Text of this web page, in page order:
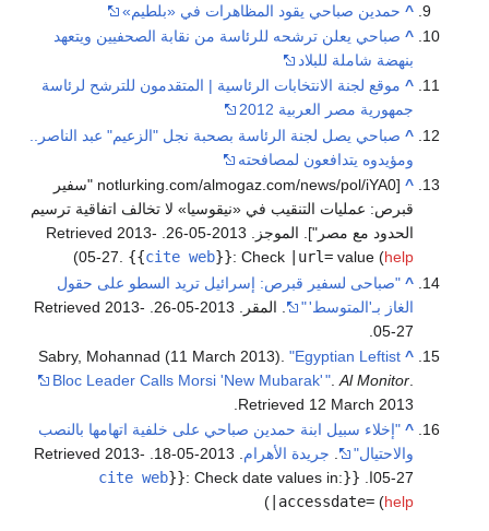
^ حمدين صباحي يقود المظاهرات في «بلطيم»
^ صباحي يعلن ترشحه للرئاسة من نقابة الصحفيين ويتعهد
بنهضة شاملة للبلاد
^ موقع لجنة الانتخابات الرئاسية | المتقدمون للترشح لرئاسة
جمهورية مصر العربية 2012
^ صباحي يصل لجنة الرئاسة بصحبة نجل "الزعيم" عبد الناصر..
ومؤيدوه يتدافعون لمصافحته
^
[notlurking.com/almogaz.com/news/pol/iYA0 "سفير
قبرص: عمليات التنقيب في «نيقوسيا» لا تخالف اتفاقية ترسيم
الحدود مع مصر"]. الموجز. 2013-05-26
2013-
05-27
{{cite web}}:Check |url= value (help
)
^ "صباحى لسفير قبرص: إسرائيل تريد السطو على حقول
الغاز بـ'المتوسط'" . المقر. 2013-05-26
2013-
05-27
.
^
Sabry, Mohannad (11 March 2013)."Egyptian Leftist
Bloc Leader Calls Morsi 'New Mubarak' " .Al Monitor
Retrieved 12 March 2013
^ "إخلاء سبيل ابنة حمدين صباحي على خلفية اتهامها بالنصب
والاحتيال"
. جريدة الأهرام. 2013-05-18
. Retrieved 2013-
05-27ا .
{{
cite web}}:Check date values in:
|accessdate= (help
)